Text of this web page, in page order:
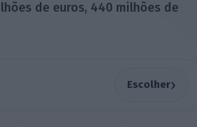
de euros, 440 milhões de
Escolher›